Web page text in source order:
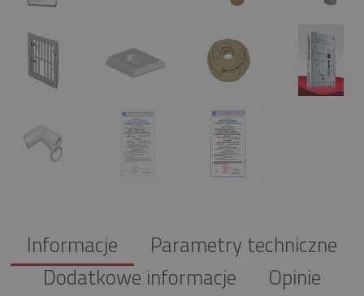
Informacje
Parametry techniczne
Dodatkowe informacje
Opinie